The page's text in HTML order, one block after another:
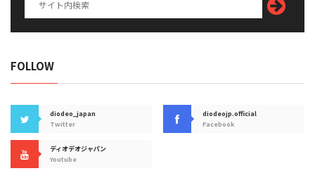
FOLLOW
diodeo_japan
Twitter
diodeojp.official
Facebook
ディオデオジャパン
Youtube